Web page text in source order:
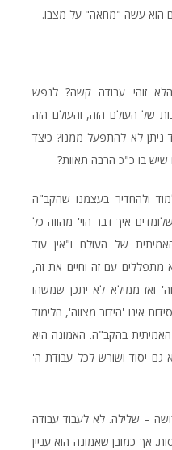
הוא עשה "מחאה" על מצבו.
זוהי עבודה קשה? לנפש
של העולם הזה, והעולם הזה
ניתן לא להתפעל ממנו? כיצד
שיש בו כ"כ הרבה תאוות?
ולהחדיר בעצמנו שהקב"ה
איך דבר הוי' מהווה כל
של העולם ו"אין עוד
מתפללים עם זה וחיים את זה,
ואז ממילא לא יתכן שמשהו
אינו 'הידור מצווה', הלימוד
בהקב"ה. האמונה היא
יסוד ושורש לכל עבודת ה'
– שלילה. לא לעבוד עבודה
אך כמובן שאמונה הוא עניין